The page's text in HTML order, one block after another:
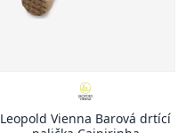
Leopold Vienna Barová drtící